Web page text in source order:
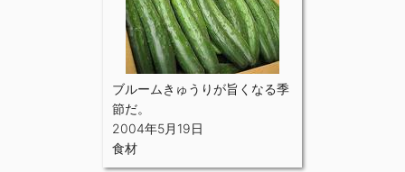
ブルームきゅうりが旨くなる季
節だ。
2004年5月19日
食材